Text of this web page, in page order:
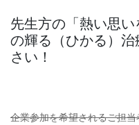
先生方の「熱い思
の輝る（ひかる）
さい！
企業参加を希望されるご担